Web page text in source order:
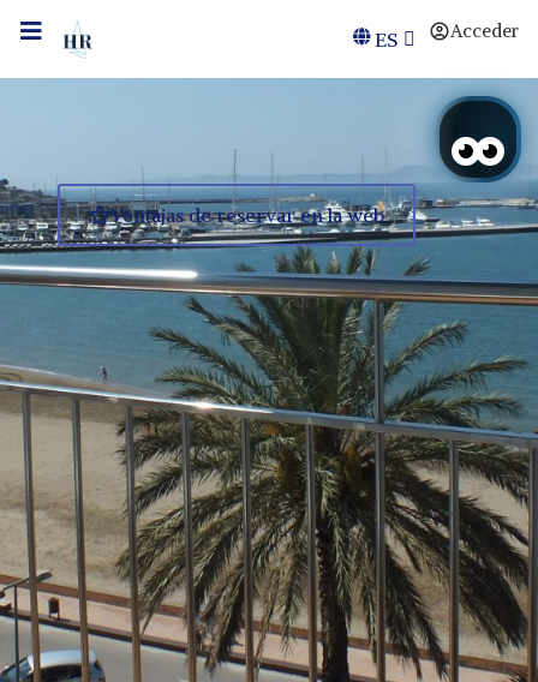
Acceder
ES
Ventajas de reservar en la web